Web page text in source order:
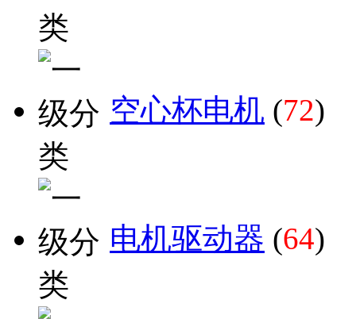
空心杯电机 (72)
电机驱动器 (64)